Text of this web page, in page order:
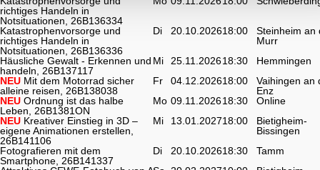
richtiges Handeln in
Notsituationen, 26B136334
Katastrophenvorsorge und
richtiges Handeln in
Notsituationen, 26B136336
Di 20.10.202618:00
Steinheim an
Murr
Häusliche Gewalt - Erkennen und
handeln, 26B137117
Mi 25.11.202618:30
Hemmingen
NEU Mit dem Motorrad sicher
alleine reisen, 26B138038
Fr 04.12.202618:00
Vaihingen an
Enz
NEU Ordnung ist das halbe
Leben, 26B1381ON
Mo 09.11.202618:30
Online
NEU Kreativer Einstieg in 3D –
eigene Animationen erstellen,
26B141106
Mi 13.01.202718:00
Bietigheim-
Bissingen
Fotografieren mit dem
Smartphone, 26B141337
Di 20.10.202618:30
Tamm